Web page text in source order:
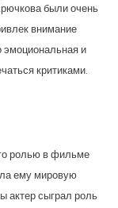
были очень
внимание
эмоциональная и
критиками.
ролью в фильме
ему мировую
актер сыграл роль